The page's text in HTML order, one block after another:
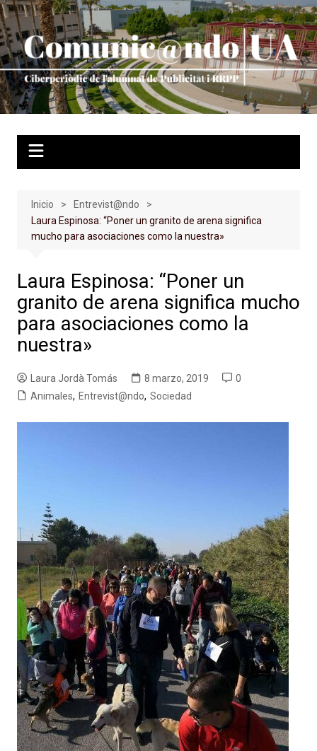
Saltar
al
contenido
Inicio
Entrevist@ndo
Laura Espinosa: “Poner un granito de arena significa
mucho para asociaciones como la nuestra»
Laura Espinosa: “Poner un
granito de arena significa mucho
para asociaciones como la
nuestra»
Laura Jordà Tomás 8 marzo, 2019
0
Animales, Entrevist@ndo, Sociedad